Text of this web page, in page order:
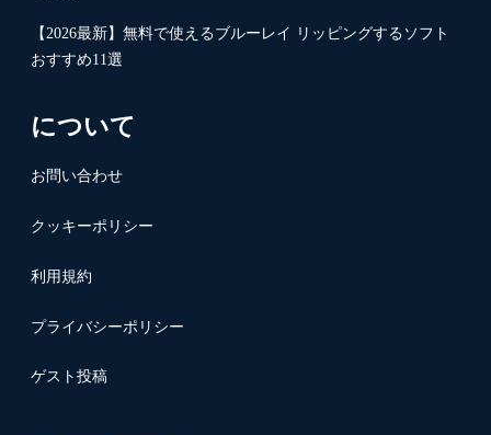
【2026最新】無料で使えるブルーレイ リッピングするソフト
おすすめ11選
について
お問い合わせ
クッキーポリシー
利用規約
プライバシーポリシー
ゲスト投稿